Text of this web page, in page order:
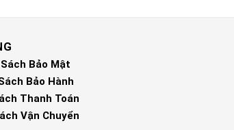
Bảo Mật
Bảo Hành
Thanh Toán
Vận Chuyển